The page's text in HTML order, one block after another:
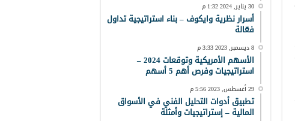
30 يناير, 2024 1:32 م
أسرار نظرية وايكوف – بناء استراتيجية تداول
فعّالة
8 ديسمبر, 2023 3:33 م
الأسهم الأمريكية وتوقعات 2024 –
استراتيجيات وفرص أهم 5 أسهم
29 أغسطس, 2023 5:56 م
تطبيق أدوات التحليل الفني في الأسواق
المالية – إستراتيجيات وأمثلة